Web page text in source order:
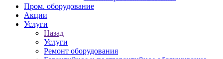
Пром. оборудование
Акции
Услуги
Назад
Услуги
Ремонт оборудования